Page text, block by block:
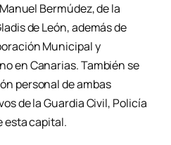
Bermúdez, de la
de León, además de
Municipal y
en Canarias. También se
personal de ambas
de la Guardia Civil, Policía
esta capital.